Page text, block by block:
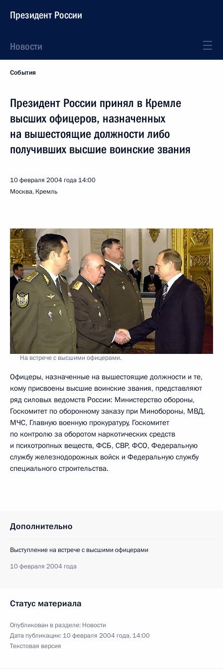
Президент России
Новости
События
Президент России принял в Кремле
высших офицеров, назначенных
на вышестоящие должности либо
получивших высшие воинские звания
10 февраля 2004 года 14:00
Москва, Кремль
На встрече с высшими офицерами.
Офицеры, назначенные на вышестоящие должности и те,
кому присвоены высшие воинские звания, представляют
ряд силовых ведомств России: Министерство обороны,
Госкомитет по оборонному заказу при Минобороны, МВД,
МЧС, Главную военную прокуратуру, Госкомитет
по контролю за оборотом наркотических средств
и психотропных веществ, ФСБ, СВР, ФСО, Федеральную
службу железнодорожных войск и Федеральную службу
специального строительства.
Дополнительно
Выступление на встрече с высшими офицерами
10 февраля 2004 года
Статус материала
Опубликован в разделе: Новости
Дата публикации: 10 февраля 2004 года, 14:00
Текстовая версия